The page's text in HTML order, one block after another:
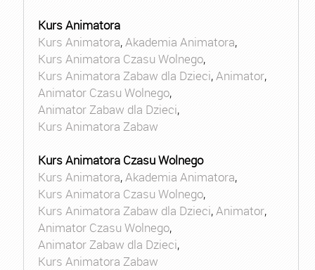
Kurs Animatora
Kurs Animatora,Akademia Animatora,
Kurs Animatora Czasu Wolnego,
Kurs Animatora Zabaw dla Dzieci,Animator,
Animator Czasu Wolnego,
Animator Zabaw dla Dzieci,
Kurs Animatora Zabaw
Kurs Animatora Czasu Wolnego
Kurs Animatora,Akademia Animatora,
Kurs Animatora Czasu Wolnego,
Kurs Animatora Zabaw dla Dzieci,Animator,
Animator Czasu Wolnego,
Animator Zabaw dla Dzieci,
Kurs Animatora Zabaw